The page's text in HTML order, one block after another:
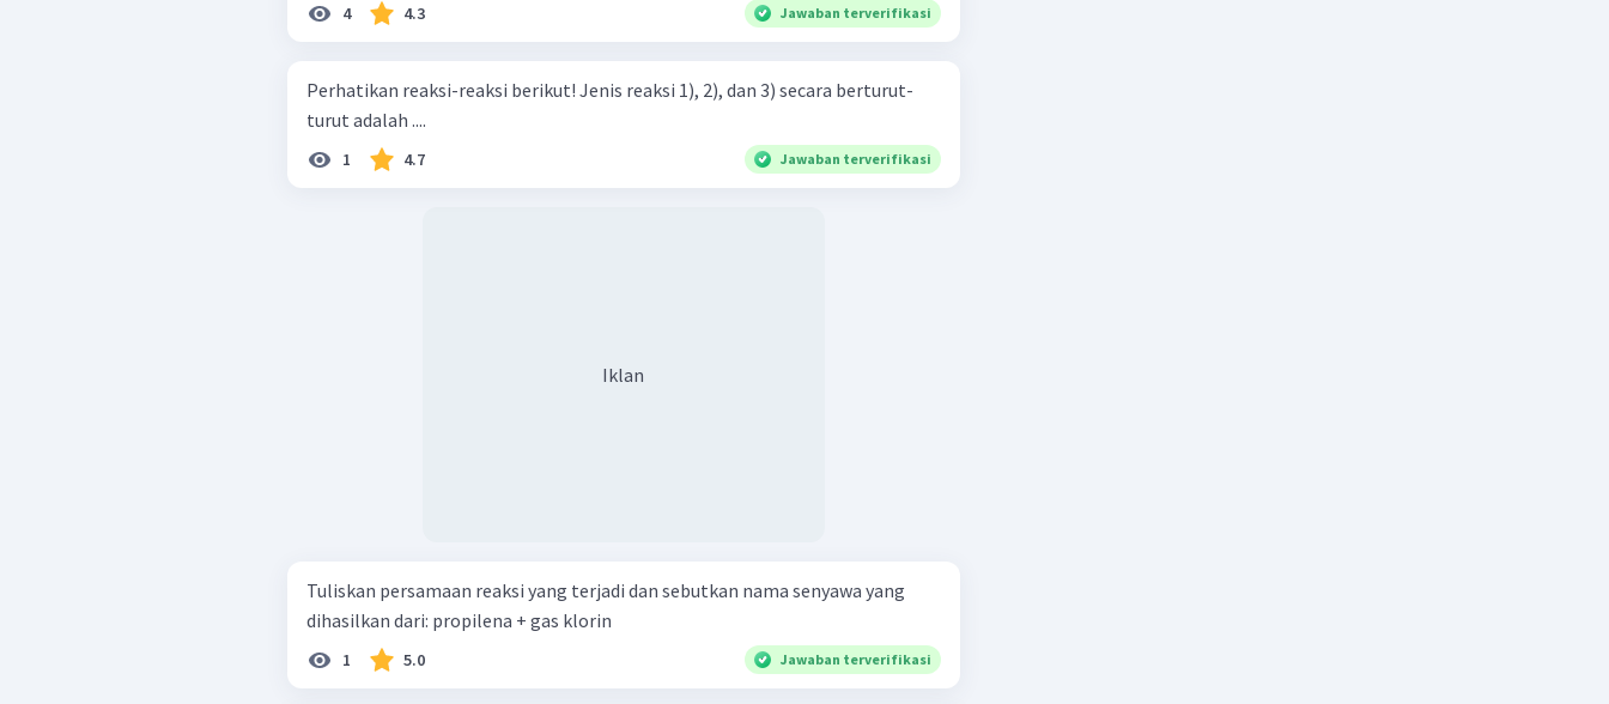
4 4.3 Jawaban terverifikasi
Perhatikan reaksi-reaksi berikut! Jenis reaksi 1), 2), dan 3) secara berturut-
turut adalah ....
1 4.7 Jawaban terverifikasi
Iklan
Tuliskan persamaan reaksi yang terjadi dan sebutkan nama senyawa yang
dihasilkan dari: propilena + gas klorin
1 5.0 Jawaban terverifikasi